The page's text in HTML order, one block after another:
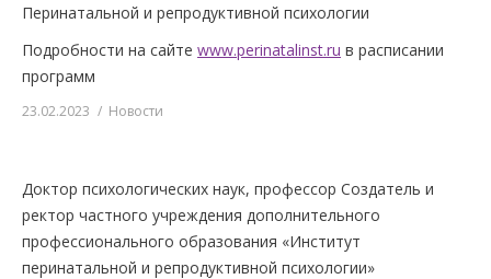
Перинатальной и репродуктивной психологии
Подробности на сайте www.perinatalinst.ru в расписании
программ
23.02.2023 Новости
Доктор психологических наук, профессор Создатель и
ректор частного учреждения дополнительного
профессионального образования «Институт
перинатальной и репродуктивной психологии»